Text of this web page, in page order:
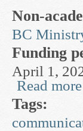
Non-
BC
Funding
April 1,
Read more
Tags: